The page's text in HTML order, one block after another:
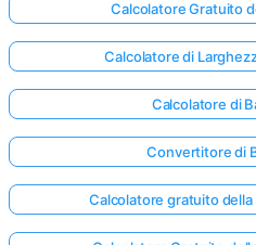
la Tua
Prima
Calcolatore Gratuito
Calcolatore di
Calcolatore di
Convertitore di
Calcolatore gratuito